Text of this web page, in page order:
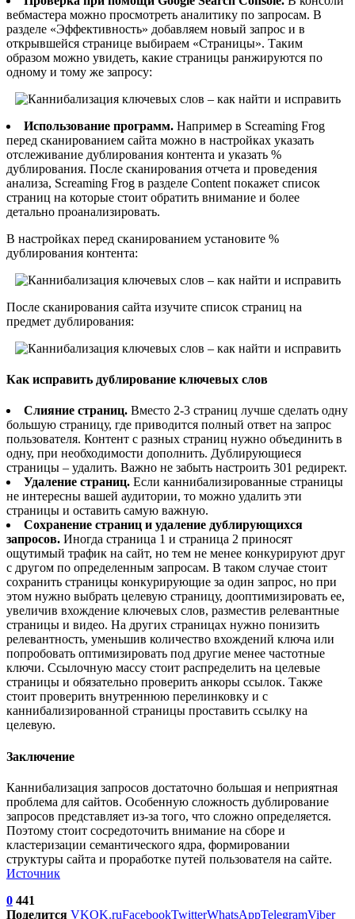
вебмастера можно просмотреть аналитику по запросам. В
разделе «Эффективность» добавляем новый запрос и в
открывшейся странице выбираем «Страницы». Таким
образом можно увидеть, какие страницы ранжируются по
одному и тому же запросу:
Использование программ. Например в Screaming Frog
перед сканированием сайта можно в настройках указать
отслеживание дублирования контента и указать %
дублирования. После сканирования отчета и проведения
анализа, Screaming Frog в разделе Content покажет список
страниц на которые стоит обратить внимание и более
детально проанализировать.
В настройках перед сканированием установите %
дублирования контента:
После сканирования сайта изучите список страниц на
предмет дублирования:
Как исправить дублирование ключевых слов
Слияние страниц. Вместо 2-3 страниц лучше сделать одну
большую страницу, где приводится полный ответ на запрос
пользователя. Контент с разных страниц нужно объединить в
одну, при необходимости дополнить. Дублирующиеся
страницы – удалить. Важно не забыть настроить 301 редирект.
Удаление страниц. Если каннибализированные страницы
не интересны вашей аудитории, то можно удалить эти
страницы и оставить самую важную.
Сохранение страниц и удаление дублирующихся
запросов. Иногда страница 1 и страница 2 приносят
ощутимый трафик на сайт, но тем не менее конкурируют друг
с другом по определенным запросам. В таком случае стоит
сохранить страницы конкурирующие за один запрос, но при
этом нужно выбрать целевую страницу, дооптимизировать ее,
увеличив вхождение ключевых слов, разместив релевантные
страницы и видео. На других страницах нужно понизить
релевантность, уменьшив количество вхождений ключа или
попробовать оптимизировать под другие менее частотные
ключи. Ссылочную массу стоит распределить на целевые
страницы и обязательно проверить анкоры ссылок. Также
стоит проверить внутреннюю перелинковку и с
каннибализированной страницы проставить ссылку на
целевую.
Заключение
Каннибализация запросов достаточно большая и неприятная
проблема для сайтов. Особенную сложность дублирование
запросов представляет из-за того, что сложно определяется.
Поэтому стоит сосредоточить внимание на сборе и
кластеризации семантического ядра, формировании
структуры сайта и проработке путей пользователя на сайте.
Источник
0 441
Поделится VKOK.ruFacebookTwitterWhatsAppTelegramViber